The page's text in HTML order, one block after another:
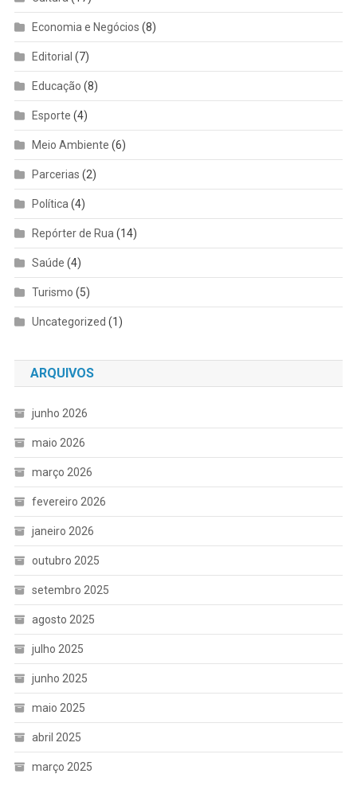
Economia e Negócios (8)
Editorial (7)
Educação (8)
Esporte (4)
Meio Ambiente (6)
Parcerias (2)
Política (4)
Repórter de Rua (14)
Saúde (4)
Turismo (5)
Uncategorized (1)
ARQUIVOS
junho 2026
maio 2026
março 2026
fevereiro 2026
janeiro 2026
outubro 2025
setembro 2025
agosto 2025
julho 2025
junho 2025
maio 2025
abril 2025
março 2025